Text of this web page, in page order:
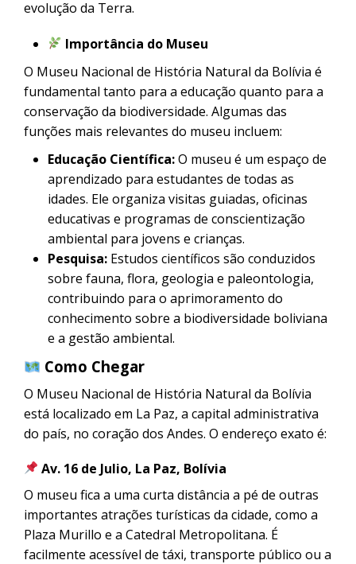
evolução da Terra.
Importância do Museu
O Museu Nacional de História Natural da Bolívia é
fundamental tanto para a educação quanto para a
conservação da biodiversidade. Algumas das
funções mais relevantes do museu incluem:
Educação Científica:O museu é um espaço de
aprendizado para estudantes de todas as
idades. Ele organiza visitas guiadas, oficinas
educativas e programas de conscientização
ambiental para jovens e crianças.
Pesquisa: Estudos científicos são conduzidos
sobre fauna, flora, geologia e paleontologia,
contribuindo para o aprimoramento do
conhecimento sobre a biodiversidade boliviana
e a gestão ambiental.
Como Chegar
O Museu Nacional de História Natural da Bolívia
está localizado em La Paz, a capital administrativa
do país, no coração dos Andes. O endereço exato é:
Av. 16 de Julio, La Paz, Bolívia
O museu fica a uma curta distância a pé de outras
importantes atrações turísticas da cidade, como a
Plaza Murillo e a Catedral Metropolitana. É
facilmente acessível de táxi, transporte público ou a